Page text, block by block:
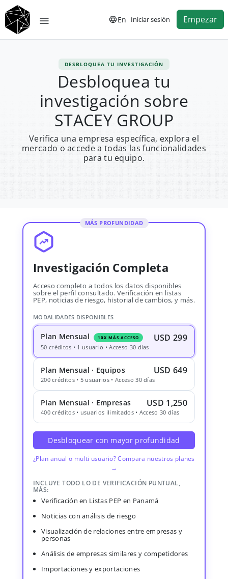
En Iniciar sesión Empezar
DESBLOQUEA TU INVESTIGACIÓN
Desbloquea tu
investigación sobre
STACEY GROUP
Verifica una empresa específica, explora el
mercado o accede a todas las funcionalidades
para tu equipo.
MÁS PROFUNDIDAD
Investigación Completa
Acceso completo a todos los datos disponibles
sobre el perfil consultado. Verificación en listas
PEP, noticias de riesgo, historial de cambios, y más.
MODALIDADES DISPONIBLES
Plan Mensual 10X MÁS ACCESO USD 299
50 créditos • 1 usuario • Acceso 30 días
Plan Mensual · Equipos USD 649
200 créditos • 5 usuarios • Acceso 30 días
Plan Mensual · Empresas USD 1,250
400 créditos • usuarios ilimitados • Acceso 30 días
Desbloquear con mayor profundidad
¿Plan anual o multi usuario? Compara nuestros planes
→
INCLUYE TODO LO DE VERIFICACIÓN PUNTUAL,
MÁS:
Verificación en Listas PEP en Panamá
Noticias con análisis de riesgo
Visualización de relaciones entre empresas y
personas
Análisis de empresas similares y competidores
Importaciones y exportaciones